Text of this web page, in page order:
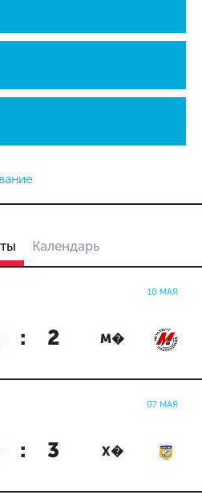
Календарь
10 МАЯ
: 2 М�
07 МАЯ
: 3 Х�